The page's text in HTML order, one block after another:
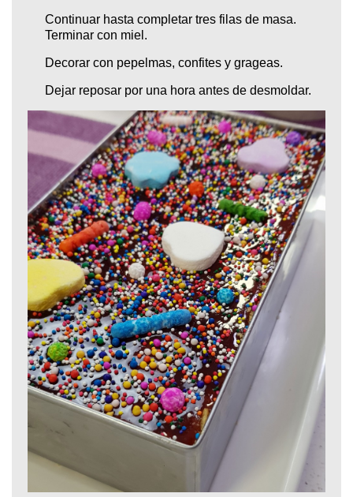
Continuar hasta completar tres filas de masa.
Terminar con miel.
Decorar con pepelmas, confites y grageas.
Dejar reposar por una hora antes de desmoldar.